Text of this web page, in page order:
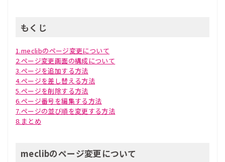
もくじ
1.meclibのページ変更について
2.ページ変更画面の構成について
3.ページを追加する方法
4.ページを差し替える方法
5.ページを削除する方法
6.ページ番号を編集する方法
7.ページの並び順を変更する方法
8.まとめ
meclibのページ変更について